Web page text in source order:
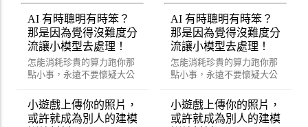
AI 有時聰明有時笨？
那是因為覺得沒難度分
流讓小模型去處理！
怎能消耗珍貴的算力跑你那
點小事，永遠不要懷疑大公
小遊戲上傳你的照片，
或許就成為別人的建模
AI 有時聰明有時笨？
那是因為覺得沒難度分
流讓小模型去處理！
怎能消耗珍貴的算力跑你那
點小事，永遠不要懷疑大公
小遊戲上傳你的照片，
或許就成為別人的建模